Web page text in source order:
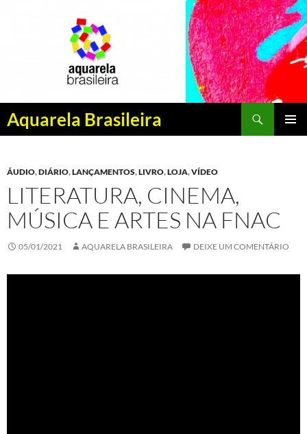
Aquarela Brasileira
Pesquisar
PULAR
CONTEÚDO
ÁUDIO,DIÁRIO,LANÇAMENTOS,LIVRO,LOJA,VÍDEO
LITERATURA, CINEMA,
MÚSICA E ARTES NA FNAC
05/01/2021 AQUARELA BRASILEIRA DEIXE UM COMENTÁRIO